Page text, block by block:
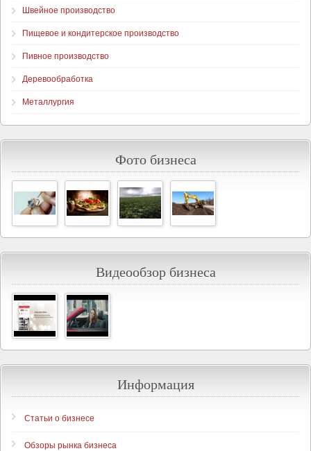
Швейное производство
Пищевое и кондитерское производство
Пивное производство
Деревообработка
Металлургия
Фото бизнеса
Видеообзор бизнеса
Информация
Статьи о бизнесе
Обзоры рынка бизнеса